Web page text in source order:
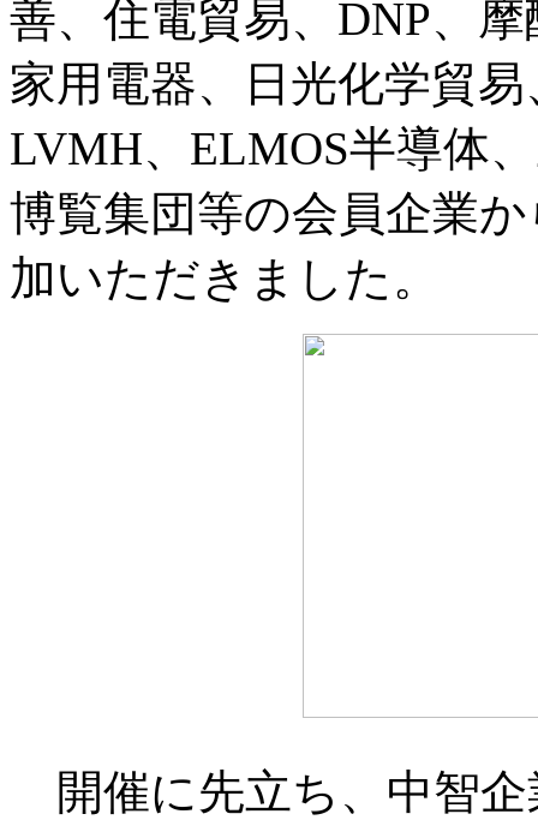
善、住電貿易、DNP、
家用電器、日光化学貿
LVMH、ELMOS半導体
博覧集団等の会員企業
加いただきました。
開催に先立ち、中智